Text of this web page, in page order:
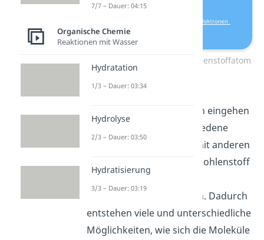
Elektronenverteilung im Kohlenstoffatom
Da Kohlenstoff vier
Elektronenpaarbindungen eingehen
kann, gibt es viele verschiedene
Bindungsmöglichkeiten mit anderen
Elementen. Zudem kann Kohlenstoff
auch Doppel- und
Dreifachbindungen bilden. Dadurch
entstehen viele und unterschiedliche
Möglichkeiten, wie sich die Moleküle
7/7 – Dauer: 04:15
Organische Chemie
Reaktionen mit Wasser
Hydratation
1/3 – Dauer: 03:34
Hydrolyse
2/3 – Dauer: 03:50
Hydratisierung
3/3 – Dauer: 03:19